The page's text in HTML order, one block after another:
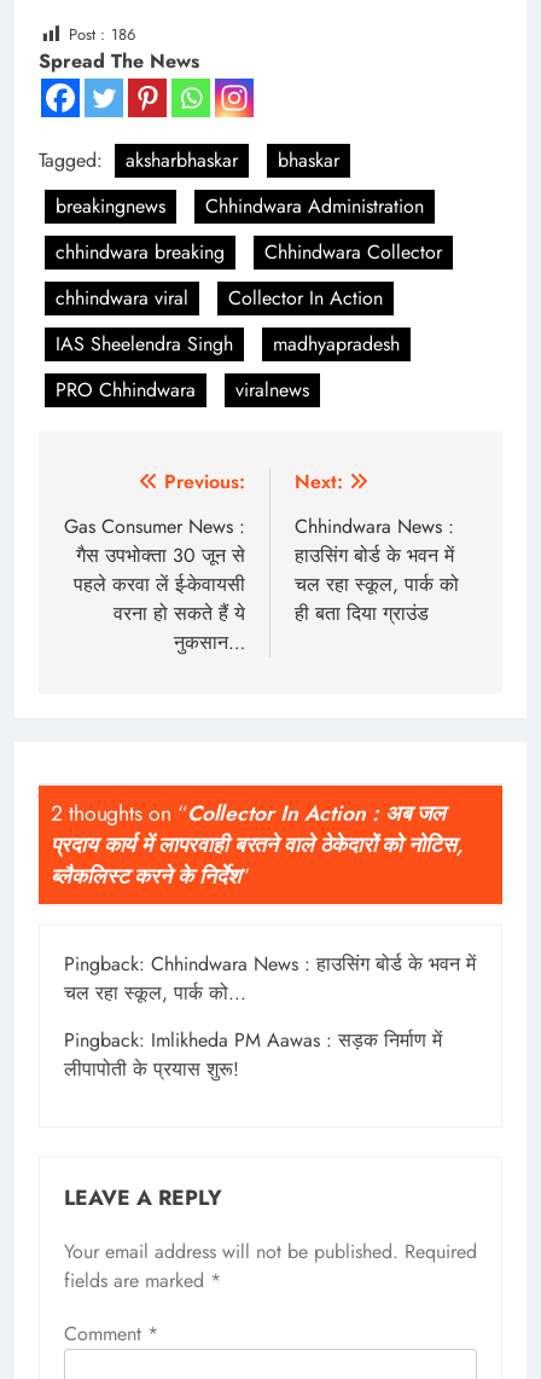
Post : 186
Spread The News
Tagged: aksharbhaskar
bhaskar
breakingnews
Chhindwara Administration
chhindwara breaking
Chhindwara Collector
chhindwara viral
Collector In Action
IAS Sheelendra Singh
madhyapradesh
PRO Chhindwara
viralnews
navigation
Previous:
Gas Consumer News :
गैस उपभोक्ता 30 जून से
पहले करवा लें ई-केवायसी
वरना हो सकते हैं ये
नुकसान…
Next:
Chhindwara News :
हाउसिंग बोर्ड के भवन में
चल रहा स्कूल, पार्क को
ही बता दिया ग्राउंड
2 thoughts on “Collector In Action : अब जल
प्रदाय कार्य में लापरवाही बरतने वाले ठेकेदारों को नोटिस,
ब्लैकलिस्ट करने के निर्देश”
Pingback: Chhindwara News : हाउसिंग बोर्ड के भवन में
चल रहा स्कूल, पार्क को...
Pingback: Imlikheda PM Aawas : सड़क निर्माण में
लीपापोती के प्रयास शुरू!
LEAVE A REPLY
Your email address will not be published. Required
fields are marked *
Comment *